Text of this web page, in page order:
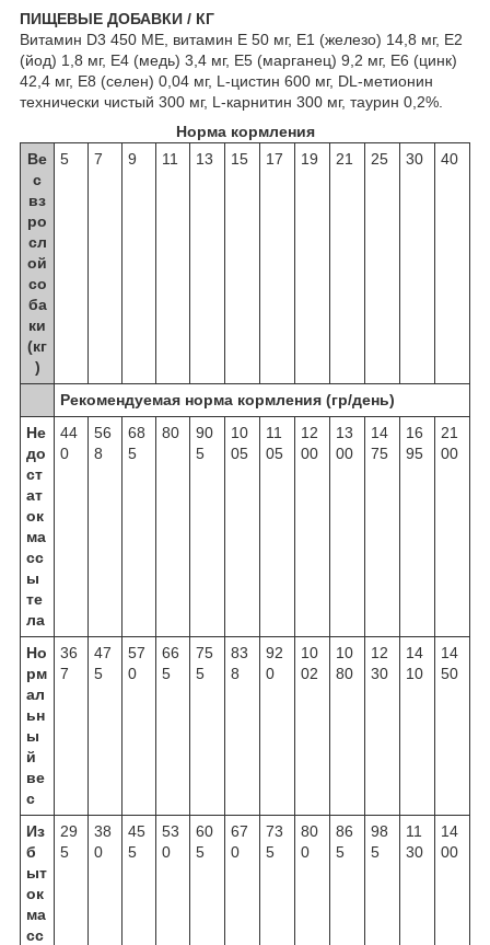
ПИЩЕВЫЕ ДОБАВКИ / КГ
Витамин D3 450 МЕ, витамин Е 50 мг, E1 (железо) 14,8 мг, E2
(йод) 1,8 мг, E4 (медь) 3,4 мг, E5 (марганец) 9,2 мг, E6 (цинк)
42,4 мг, E8 (селен) 0,04 мг, L-цистин 600 мг, DL-метионин
технически чистый 300 мг, L-карнитин 300 мг, таурин 0,2%.
Норма кормления
Ве
с
вз
ро
сл
ой
со
ба
ки
(кг
)
5 7 9 11 13 15 17 19 21 25 30 40
Рекомендуемая норма кормления (гр/день)
Не
до
ст
ат
ок
ма
сс
ы
те
ла
44
0
56
8
68
5
80
90
5
10
05
11
05
12
00
13
00
14
75
16
95
21
00
Но
рм
ал
ьн
ы
й
ве
с
36
7
47
5
57
0
66
5
75
5
83
8
92
0
10
02
10
80
12
30
14
10
14
50
Из
б
ыт
ок
ма
сс
29
5
38
0
45
5
53
0
60
5
67
0
73
5
80
0
86
5
98
5
11
30
14
00